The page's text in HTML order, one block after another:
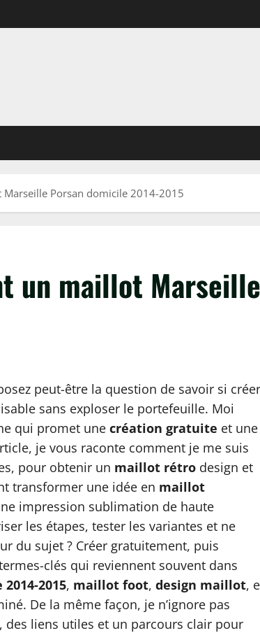
Porsan domicile 2014-2015
un maillot Marseille
peut-être la question de savoir si créer
sans exploser le portefeuille. Moi
qui promet une création gratuite et une
je vous raconte comment je me suis
pour obtenir un maillot rétro design et
transformer une idée en maillot
impression sublimation de haute
les étapes, tester les variantes et ne
du sujet ? Créer gratuitement, puis
clés qui reviennent souvent dans
2015, maillot foot, design maillot,
De la même façon, je n’ignore pas
des liens utiles et un parcours clair pour